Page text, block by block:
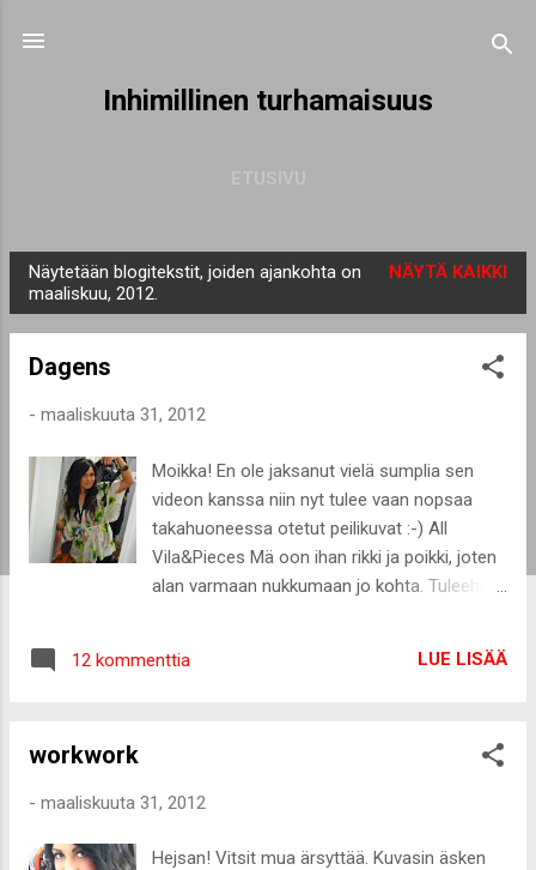
Inhimillinen turhamaisuus
e
Näytetään blogitekstit, joiden ajankohta on
maaliskuu, 2012.
NÄYTÄ KAIKKI
Dagens
- maaliskuuta 31, 2012
Moikka! En ole jaksanut vielä sumplia sen
videon kanssa niin nyt tulee vaan nopsaa
takahuoneessa otetut peilikuvat :-) All
Vila&Pieces Mä oon ihan rikki ja poikki, joten
alan varmaan nukkumaan jo kohta. Tuleehan
12 kommenttia LUE LISÄÄ
workwork
- maaliskuuta 31, 2012
Hejsan! Vitsit mua ärsyttää. Kuvasin äsken